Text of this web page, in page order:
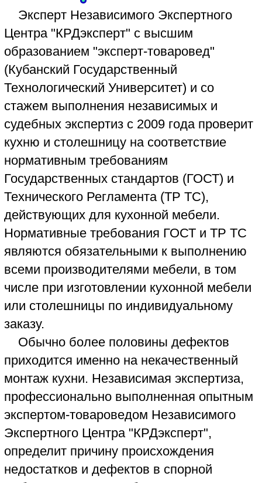
Обычно более половины дефектов
приходится именно на некачественный
монтаж кухни. Независимая экспертиза,
профессионально выполненная опытным
экспертом-товароведом Независимого
Экспертного Центра "КРДэксперт",
определит причину происхождения
недостатков и дефектов в спорной
мебели для кухни с объективным
подтверждением наличия недостатков
недопустимости имеющихся дефектов и
недостатков кухни. Заключение
независимого эксперта НЭЦ "КРДэксперт"
пригодно для подачи иска в суд и даже
вынесения решения суда, так как при
хорошем качестве выполненных
исследований с соблюдением требований
ФЗ "Об экспертной деятельности" и ГПК
РФ суд может вынести своё решение
обосновав его Заключением досудебной
экспертизы, без назначения судебной
экспертизы.
ЧИТАТЬ РЕШЕНИЕ СУДА
Решение суда в пользу Истца по набору
мебели "кухня", обоснованное
независимой (досудебной)
экспертизой, Независимого Экспертного
Центра "КРДэксперт"
В помещении кухни влажность воздуха
не нормируется, так как при